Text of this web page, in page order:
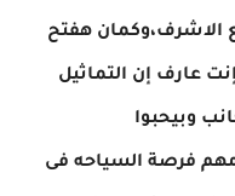
الاشرف،وكمان هفتح
عارف إن التماثيل
وبيحبوا
فرصة السياحه فى